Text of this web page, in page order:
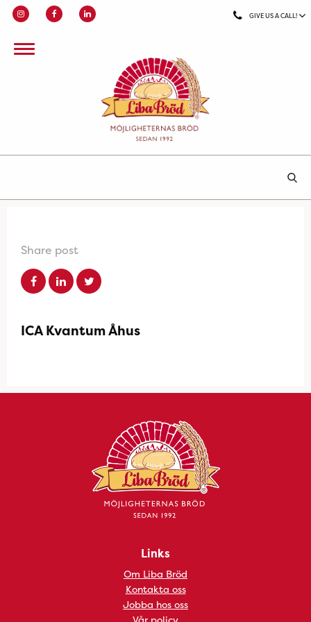
GIVE US A CALL!
Share post
ICA Kvantum Åhus
Links
Om Liba Bröd
Kontakta oss
Jobba hos oss